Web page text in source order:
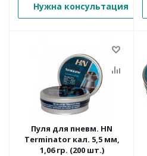
Нужна консультация
Пуля для пневм. HN
Terminator кал. 5,5 мм,
1,06 гр. (200 шт.)